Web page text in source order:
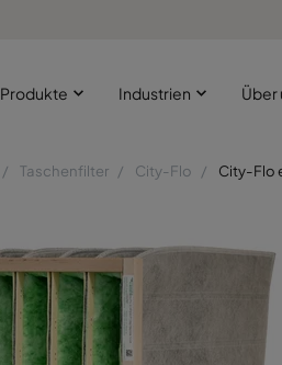
Produkte Industrien Über
Taschenfilter City-Flo City-Flo